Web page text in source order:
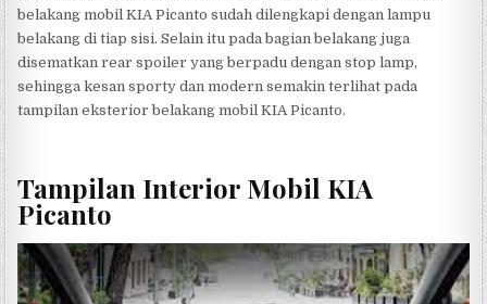
belakang mobil KIA Picanto sudah dilengkapi dengan lampu
belakang di tiap sisi. Selain itu pada bagian belakang juga
disematkan rear spoiler yang berpadu dengan stop lamp,
sehingga kesan sporty dan modern semakin terlihat pada
tampilan eksterior belakang mobil KIA Picanto.
Tampilan Interior Mobil KIA
Picanto